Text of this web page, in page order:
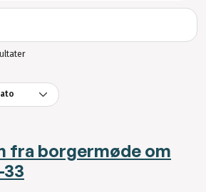
fra borgermøde om